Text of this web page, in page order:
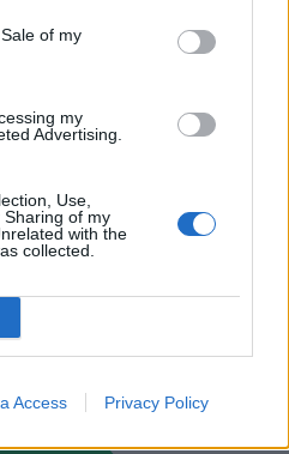
of my
my
Advertising.
Use,
of my
with the
collected.
Access Privacy Policy
παντού στη Novibet με το
Νικόλα Λι Ντέιβιντ